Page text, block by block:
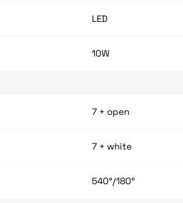
LED
10W
7 + open
7 + white
540°/180°